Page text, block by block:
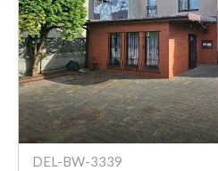
DEL-BW-3339